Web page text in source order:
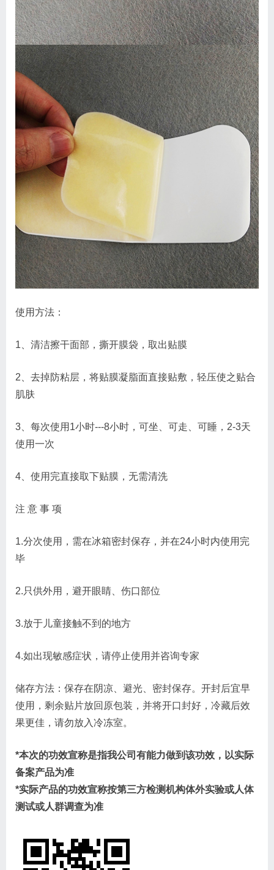
使用方法：
1、清洁擦干面部，撕开膜袋，取出贴膜
2、去掉防粘层，将贴膜凝脂面直接贴敷，轻压使之贴合
肌肤
3、每次使用1小时---8小时，可坐、可走、可睡，2-3天
使用一次
4、使用完直接取下贴膜，无需清洗
注 意 事 项
1.分次使用，需在冰箱密封保存，并在24小时内使用完
毕
2.只供外用，避开眼睛、伤口部位
3.放于儿童接触不到的地方
4.如出现敏感症状，请停止使用并咨询专家
储存方法：保存在阴凉、避光、密封保存。开封后宜早
使用，剩余贴片放回原包装，并将开口封好，冷藏后效
果更佳，请勿放入冷冻室。
*本次的功效宣称是指我公司有能力做到该功效，以实际
备案产品为准
*实际产品的功效宣称按第三方检测机构体外实验或人体
测试或人群调查为准